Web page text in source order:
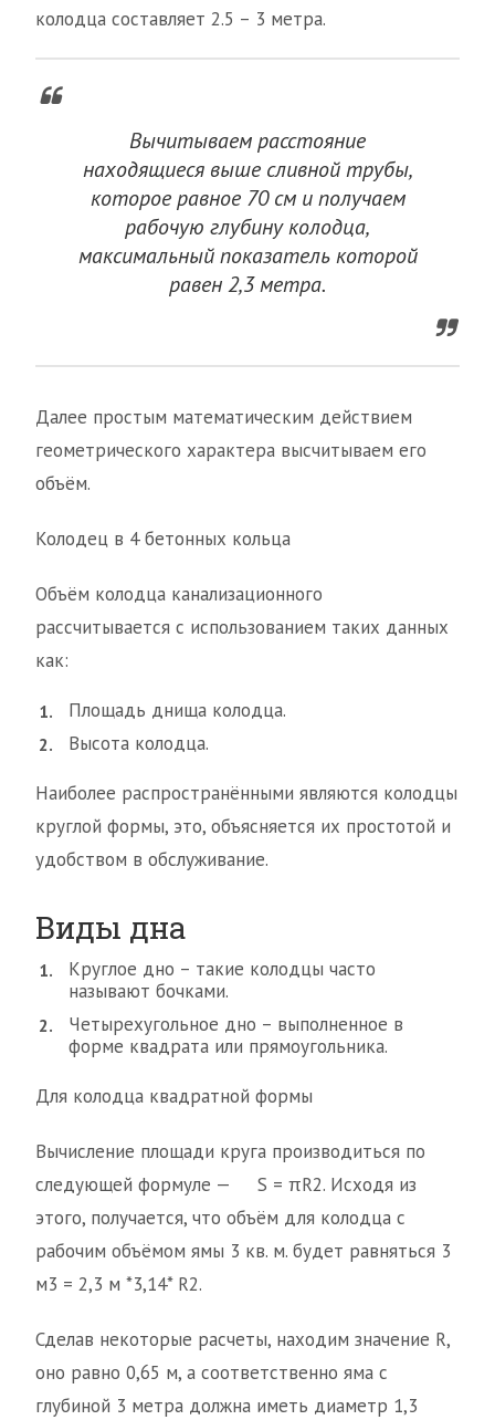
колодца составляет 2.5 – 3 метра.
Вычитываем расстояние
находящиеся выше сливной трубы,
которое равное 70 см и получаем
рабочую глубину колодца,
максимальный показатель которой
равен 2,3 метра.
Далее простым математическим действием
геометрического характера высчитываем его
объём.
Колодец в 4 бетонных кольца
Объём колодца канализационного
рассчитывается с использованием таких данных
как:
Площадь днища колодца.
Высота колодца.
Наиболее распространёнными являются колодцы
круглой формы, это, объясняется их простотой и
удобством в обслуживание.
Виды дна
Круглое дно – такие колодцы часто
называют бочками.
Четырехугольное дно – выполненное в
форме квадрата или прямоугольника.
Для колодца квадратной формы
Вычисление площади круга производиться по
следующей формуле — S = πR2. Исходя из
этого, получается, что объём для колодца с
рабочим объёмом ямы 3 кв. м. будет равняться 3
м3 = 2,3 м *3,14* R2.
Сделав некоторые расчеты, находим значение R,
оно равно 0,65 м, а соответственно яма с
глубиной 3 метра должна иметь диаметр 1,3